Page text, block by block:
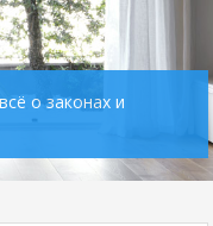
о законах и